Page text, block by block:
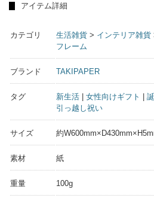
アイテム詳細
カテゴリ 生活雑貨 > インテリア雑貨
フレーム
ブランド TAKIPAPER
タグ 新生活 | 女性向けギフト |
引っ越し祝い
サイズ 約
素材 紙
重量 100g